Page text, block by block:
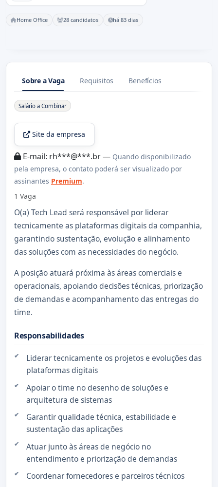
Home Office 28 candidatos há 83 dias
Sobre a Vaga Requisitos Benefícios
Sobre a Vaga
Salário a Combinar
Site da empresa
E-mail: rh***@***.br — Quando disponibilizado
pela empresa, o contato poderá ser visualizado por
assinantes Premium.
1 Vaga
O(a) Tech Lead será responsável por liderar
tecnicamente as plataformas digitais da companhia,
garantindo sustentação, evolução e alinhamento
das soluções com as necessidades do negócio.
A posição atuará próxima às áreas comerciais e
operacionais, apoiando decisões técnicas, priorização
de demandas e acompanhamento das entregas do
time.
Responsabilidades
Liderar tecnicamente os projetos e evoluções das
plataformas digitais
Apoiar o time no desenho de soluções e
arquitetura de sistemas
Garantir qualidade técnica, estabilidade e
sustentação das aplicações
Atuar junto às áreas de negócio no
entendimento e priorização de demandas
Coordenar fornecedores e parceiros técnicos